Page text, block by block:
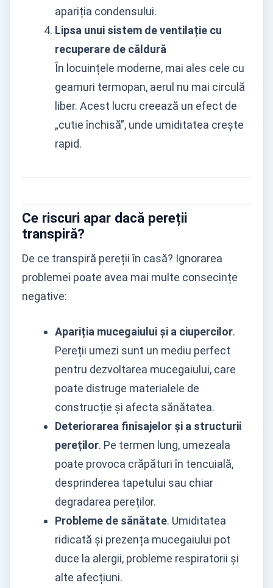
apariția condensului.
Lipsa unui sistem de ventilație cu
recuperare de căldură
În locuințele moderne, mai ales cele cu
geamuri termopan, aerul nu mai circulă
liber. Acest lucru creează un efect de
„cutie închisă”, unde umiditatea crește
rapid.
Ce riscuri apar dacă pereții
transpiră?
De ce transpiră pereții în casă? Ignorarea
problemei poate avea mai multe consecințe
negative:
Apariția mucegaiului și a ciupercilor.
Pereții umezi sunt un mediu perfect
pentru dezvoltarea mucegaiului, care
poate distruge materialele de
construcție și afecta sănătatea.
Deteriorarea finisajelor și a structurii
pereților. Pe termen lung, umezeala
poate provoca crăpături în tencuială,
desprinderea tapetului sau chiar
degradarea pereților.
Probleme de sănătate. Umiditatea
ridicată și prezența mucegaiului pot
duce la alergii, probleme respiratorii și
alte afecțiuni.